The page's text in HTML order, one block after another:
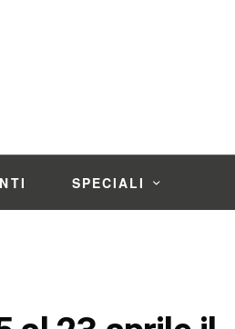
SPECIALI